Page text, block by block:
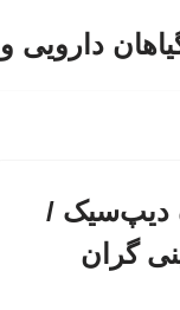
دارویی
دیپ‌سیک /
گران